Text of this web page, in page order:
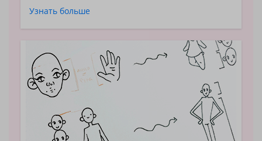
Узнать больше